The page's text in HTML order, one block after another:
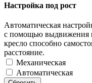
Настройка под рост
Автоматическая
с помощью выдвижения
кресло способно
расстояние.
Механическая
Автоматическая